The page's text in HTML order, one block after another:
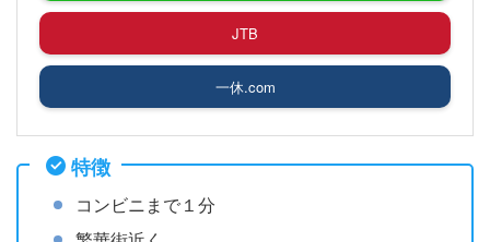
JTB
一休.com
特徴
コンビニまで１分